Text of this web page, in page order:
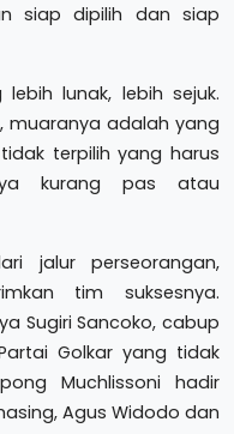
siap dipilih dan siap
lunak, lebih sejuk.
muaranya adalah yang
terpilih yang harus
kurang pas atau
jalur perseorangan,
tim suksesnya.
Sugiri Sancoko, cabup
Golkar yang tidak
Muchlissoni hadir
Agus Widodo dan